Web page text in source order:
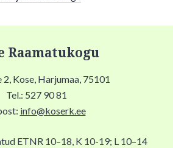
Raamatukogu
2, Kose, Harjumaa, 75101
Tel.: 527 90 81
info@koserk.ee
ETNR 10–18, K 10-19; L 10–14